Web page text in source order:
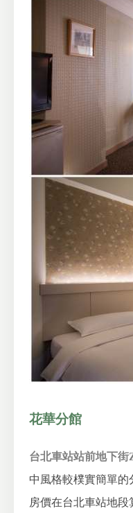
花華分館
台北車站站前地下街
中風格較樸實簡單的
房價在台北車站地